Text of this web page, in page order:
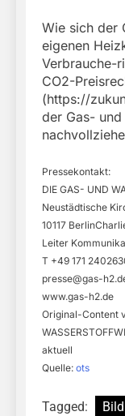
Wie sich der
eigenen
Verbrauche-
CO2-
(https://
der Gas-
Pressekontakt:
DIE GAS- UND
Neustädtische
10117
Leiter
T +49 171
presse@gas-
www.gas-h2.de
Original-Content
aktuell
Quelle: ots
Tagged: Bild